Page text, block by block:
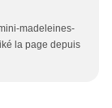
madeleines-
la page depuis